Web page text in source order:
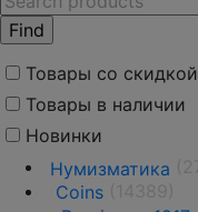
Товары со скидкой
Товары в наличии
Новинки
Нумизматика
Coins